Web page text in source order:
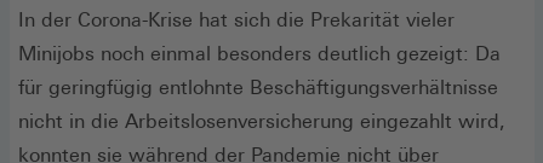
In der Corona-Krise hat sich die Prekarität vieler
Minijobs noch einmal besonders deutlich gezeigt: Da
für geringfügig entlohnte Beschäftigungsverhältnisse
nicht in die Arbeitslosenversicherung eingezahlt wird,
konnten sie während der Pandemie nicht über